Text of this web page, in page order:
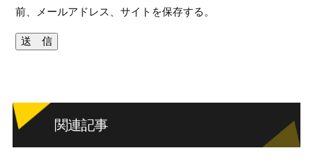
前、メールアドレス、サイトを保存する。
関連記事